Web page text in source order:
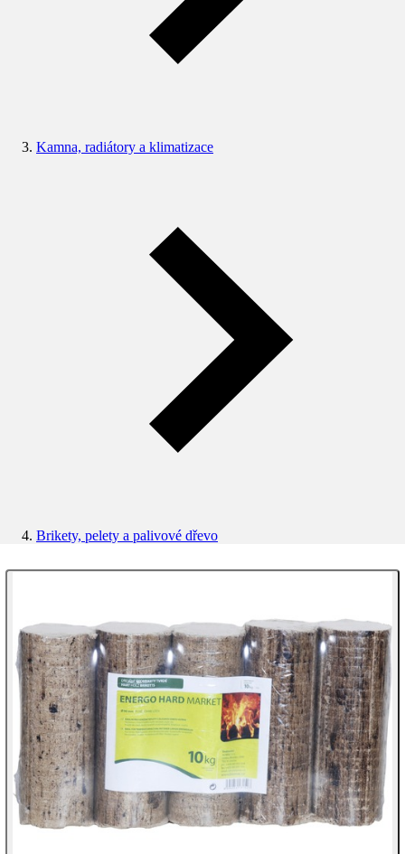
Kamna, radiátory a klimatizace
Brikety, pelety a palivové dřevo